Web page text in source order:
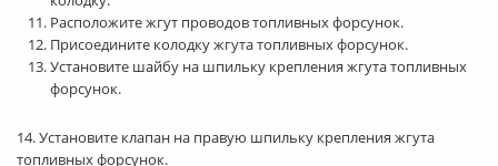
Расположите жгут проводов топливных форсунок.
Присоедините колодку жгута топливных форсунок.
Установите шайбу на шпильку крепления жгута топливных
форсунок.
14. Установите клапан на правую шпильку крепления жгута
топливных форсунок.